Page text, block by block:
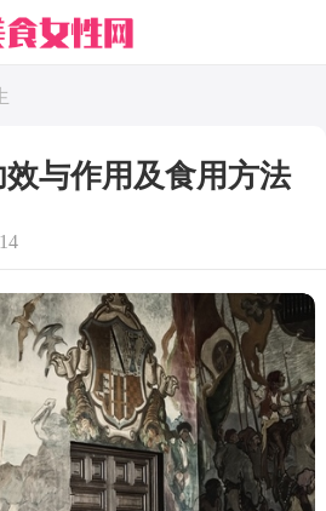
与作用及食用方法